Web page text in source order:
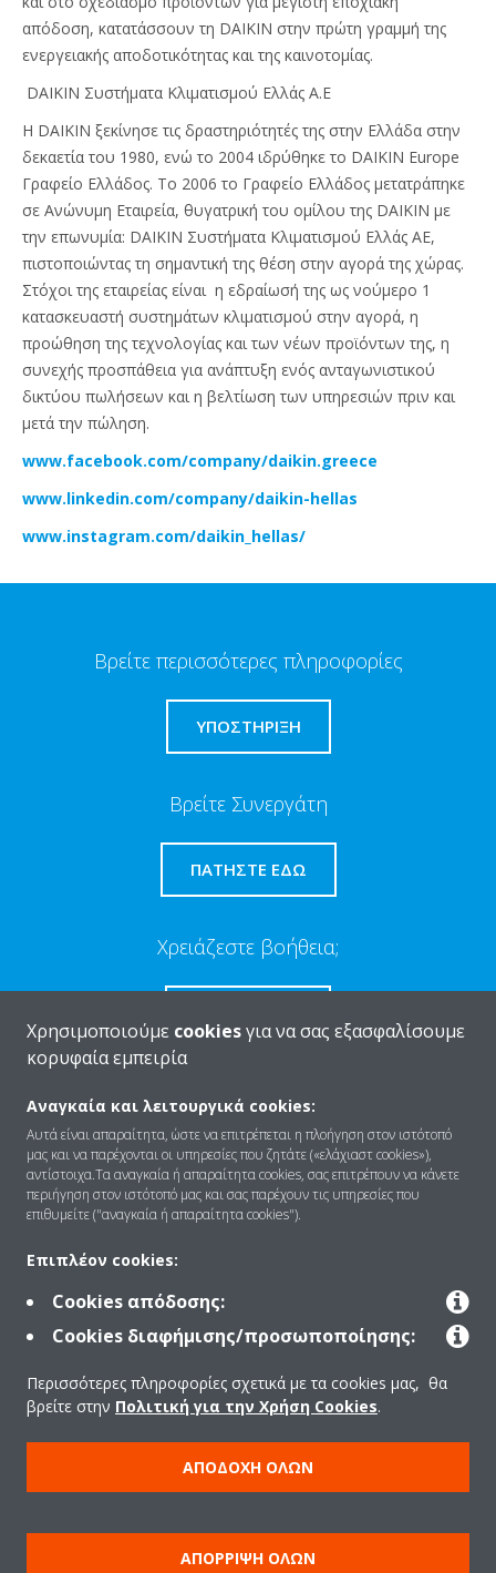
απόδοση, κατατάσσουν τη DAIKIN στην πρώτη γραμμή της
ενεργειακής αποδοτικότητας και της καινοτομίας.
DAIKIN Συστήματα Κλιματισμού Ελλάς Α.Ε
Η DAIKIN ξεκίνησε τις δραστηριότητές της στην Ελλάδα στην
δεκαετία του 1980, ενώ το 2004 ιδρύθηκε το DAIKIN Europe
Γραφείο Ελλάδος. Το 2006 το Γραφείο Ελλάδος μετατράπηκε
σε Ανώνυμη Εταιρεία, θυγατρική του ομίλου της DAIKIN με
την επωνυμία: DAIKIN Συστήματα Κλιματισμού Ελλάς ΑΕ,
πιστοποιώντας τη σημαντική της θέση στην αγορά της χώρας.
Στόχοι της εταιρείας είναι η εδραίωσή της ως νούμερο 1
κατασκευαστή συστημάτων κλιματισμού στην αγορά, η
προώθηση της τεχνολογίας και των νέων προϊόντων της, η
συνεχής προσπάθεια για ανάπτυξη ενός ανταγωνιστικού
δικτύου πωλήσεων και η βελτίωση των υπηρεσιών πριν και
μετά την πώληση.
www.facebook.com/company/daikin.greece
www.linkedin.com/company/daikin-hellas
www.instagram.com/daikin_hellas/
Βρείτε περισσότερες πληροφορίες
ΥΠΟΣΤΗΡΙΞΗ
Βρείτε Συνεργάτη
ΠΑΤΉΣΤΕ ΕΔΏ
Χρειάζεστε βοήθεια;
Ποιοι είμαστε
Λύσεις
Επικοινωνία
Προϊόντα
Πολιτική Προστασίας Δεδομένων
Εταιρική δεοντολογία
Χρησιμοποιούμε cookiesγια να σας εξασφαλίσουμε
κορυφαία εμπειρία
Αναγκαία και λειτουργικά cookies:
Αυτά είναι απαραίτητα, ώστε να επιτρέπεται η πλοήγηση στον ιστότοπό
μας και να παρέχονται οι υπηρεσίες που ζητάτε («ελάχιαστ cookies»),
αντίστοιχα.Τα αναγκαία ή απαραίτητα cookies, σας επιτρέπουν να κάνετε
περιήγηση στον ιστότοπό μας και σας παρέχουν τις υπηρεσίες που
επιθυμείτε ("αναγκαία ή απαραίτητα cookies").
Επιπλέον cookies:
Cookies απόδοσης:
Cookies διαφήμισης/προσωποποίησης:
Περισσότερες πληροφορίες σχετικά με τα cookies μας, θα
βρείτε στην Πολιτική για την Χρήση Cookies.
ΑΠΟΔΟΧΉ ΌΛΩΝ
ΑΠΌΡΡΙΨΗ ΌΛΩΝ